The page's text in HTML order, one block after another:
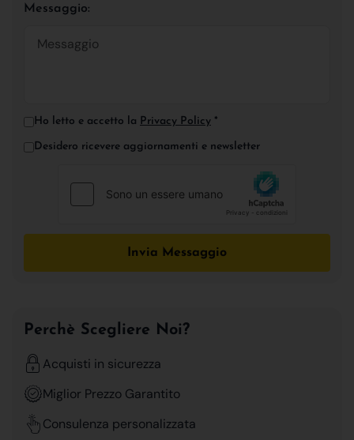
Messaggio:
Ho letto e accetto la Privacy Policy *
Desidero ricevere aggiornamenti e newsletter
Invia Messaggio
Perchè Scegliere Noi?
Acquisti in sicurezza
Miglior Prezzo Garantito
Consulenza personalizzata